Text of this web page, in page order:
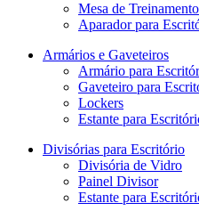
Mesa de Treinamento
Aparador para
Armários e Gaveteiros
Armário para
Gaveteiro para
Lockers
Estante para
Divisórias para Escritório
Divisória de Vidro
Painel Divisor
Estante para